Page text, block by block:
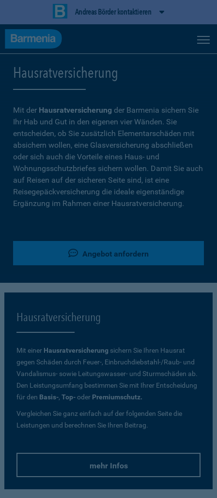
Andreas Börder kontaktieren
Hausratversicherung
Mit der Hausratversicherung der Barmenia sichern Sie
Ihr Hab und Gut in den eigenen vier Wänden. Sie
entscheiden, ob Sie zusätzlich Elementarschäden mit
absichern wollen, eine Glasversicherung abschließen
oder sich auch die Vorteile eines Haus- und
Wohnungsschutzbriefes sichern wollen. Damit Sie auch
auf Reisen auf der sicheren Seite sind, ist eine
Reisegepäckversicherung die ideale eigenständige
Ergänzung im Rahmen einer Hausratversicherung.
Angebot anfordern
Hausratversicherung
Mit einer Hausratversicherung sichern Sie Ihren Hausrat
gegen Schäden durch Feuer-, Einbruchdiebstahl-/Raub- und
Vandalismus- sowie Leitungswasser- und Sturmschäden ab.
Den Leistungsumfang bestimmen Sie mit Ihrer Entscheidung
für den Basis-, Top-oder Premiumschutz.
Vergleichen Sie ganz einfach auf der folgenden Seite die
Leistungen und berechnen Sie Ihren Beitrag.
mehr Infos